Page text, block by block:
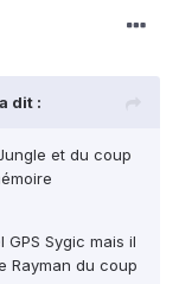
dit :
et du coup
Sygic mais il
Rayman du coup